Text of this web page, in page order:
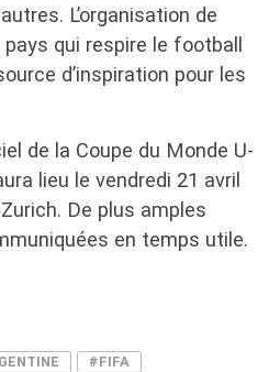
L’organisation de
qui respire le football
d’inspiration pour les
de la Coupe du Monde U-
lieu le vendredi 21 avril
De plus amples
en temps utile.
#FIFA